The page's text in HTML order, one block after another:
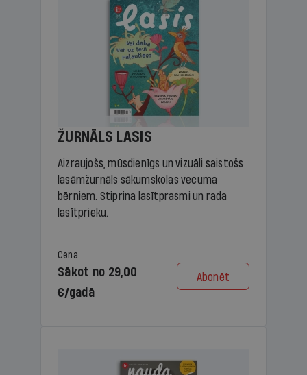
ŽURNĀLS LASIS
Aizraujošs, mūsdienīgs un vizuāli saistošs
lasāmžurnāls sākumskolas vecuma
bērniem. Stiprina lasītprasmi un rada
lasītprieku.
Cena
Sākot no 29,00
€/gadā
Abonēt